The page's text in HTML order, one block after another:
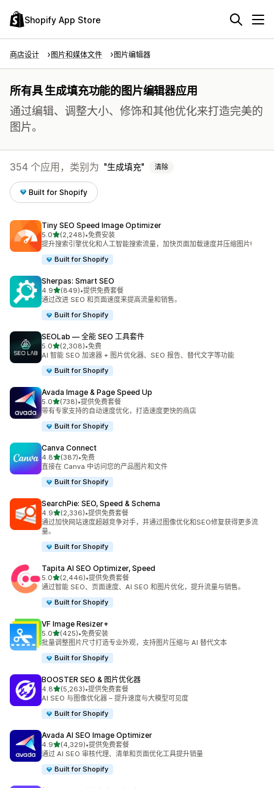
Shopify App Store
商店设计 图片和媒体文件 图片编辑器
所有具 生成填充功能的图片编辑器应用
通过编辑、调整大小、修饰和其他优化来打造完美的
图片。
354 个应用，类别为 生成填充 清除
Built for Shopify
Tiny SEO Speed Image Optimizer
5.0星（满分 5 星）
(2,248)
总共 2248 条评论
•免费安装
提升搜索引擎优化和人工智能搜索流量，加快页面加载速度并压缩图片!
Built for Shopify
Sherpas: Smart SEO
4.9星（满分 5 星）
(849)
总共 849 条评论
•提供免费套餐
通过改进 SEO 和页面速度来提高流量和销售。
Built for Shopify
SEOLab — 全能 SEO 工具套件
5.0星（满分 5 星）
(2,308)
总共 2308 条评论
•免费
AI 智能 SEO 加速器 + 图片优化器、SEO 报告、替代文字等功能
Built for Shopify
Avada Image & Page Speed Up
5.0星（满分 5 星）
(738)
总共 738 条评论
•提供免费套餐
带有专家支持的自动速度优化，打造速度更快的商店
Built for Shopify
Canva Connect
4.8星（满分 5 星）
(387)
总共 387 条评论
•免费
直接在 Canva 中访问您的产品图片和文件
Built for Shopify
SearchPie: SEO, Speed & Schema
4.9星（满分 5 星）
(2,336)
总共 2336 条评论
•提供免费套餐
通过加快网站速度超越竞争对手，并通过图像优化和SEO修复获得更多流
量。
Built for Shopify
Tapita AI SEO Optimizer, Speed
5.0星（满分 5 星）
(2,446)
总共 2446 条评论
•提供免费套餐
通过智能 SEO、页面速度、AI SEO 和图片优化，提升流量与销售。
Built for Shopify
VF Image Resizer+
5.0星（满分 5 星）
(425)
总共 425 条评论
•免费安装
批量调整图片尺寸打造专业外观，支持图片压缩与 AI 替代文本
Built for Shopify
BOOSTER SEO & 图片优化器
4.8星（满分 5 星）
(5,263)
总共 5263 条评论
•提供免费套餐
AI SEO 与图像优化器 – 提升速度与大模型可见度
Built for Shopify
Avada AI SEO Image Optimizer
4.9星（满分 5 星）
(4,329)
总共 4329 条评论
•提供免费套餐
通过 AI SEO 审核代理、清单和页面优化工具提升销量
Built for Shopify